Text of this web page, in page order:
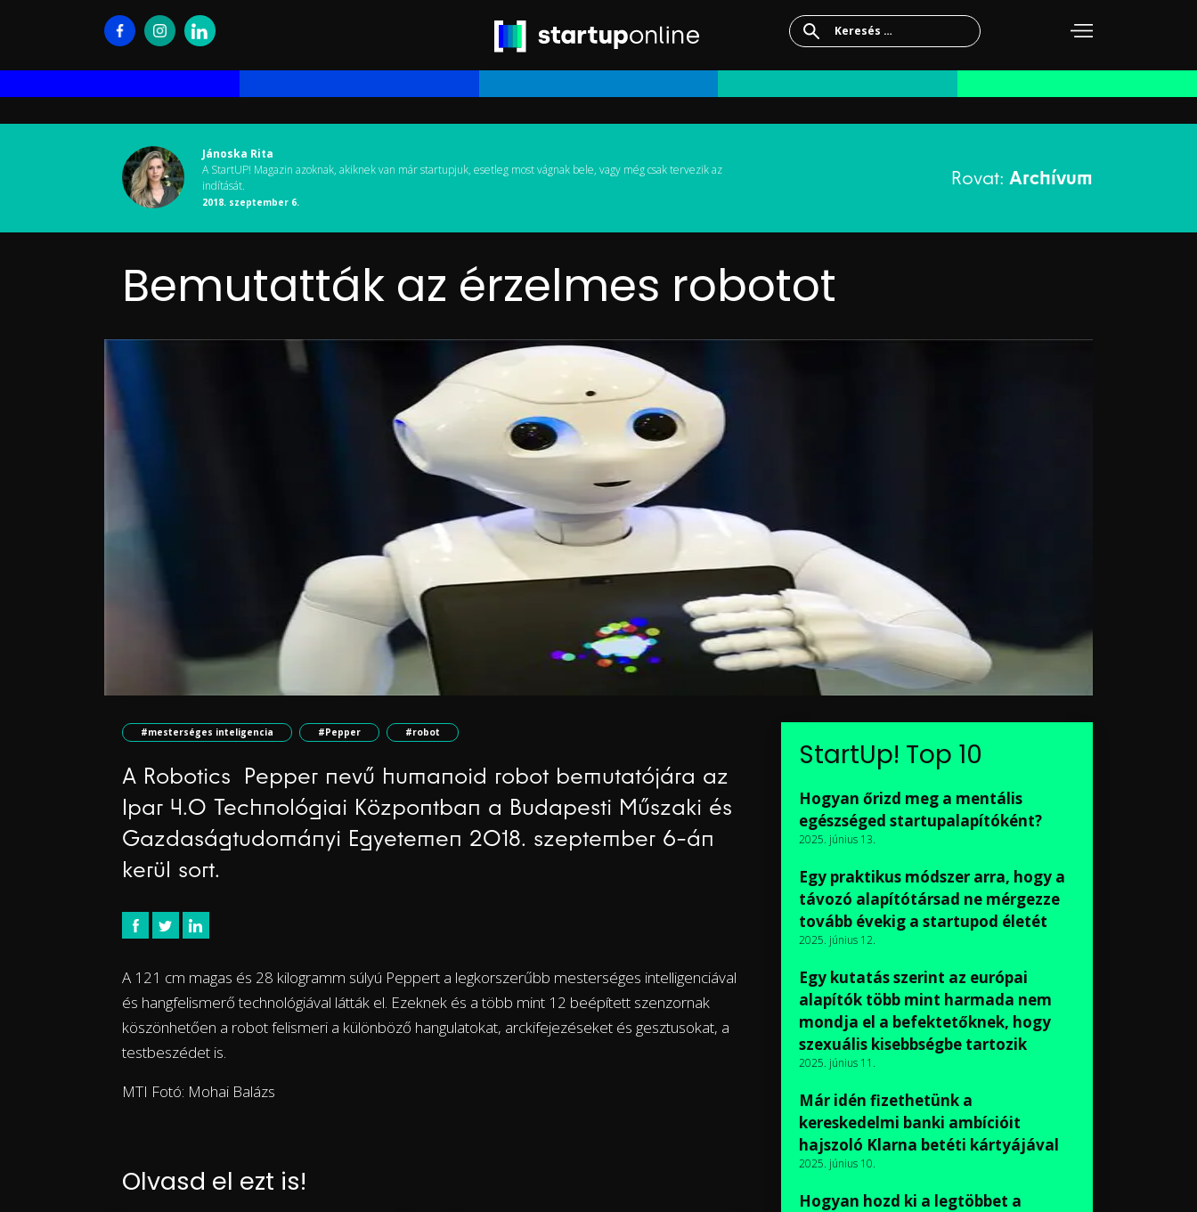
Keresés:
Jánoska Rita
A StartUP! Magazin azoknak, akiknek van már startupjuk, esetleg most vágnak bele, vagy még csak tervezik az
indítását.
2018. szeptember 6.
Rovat: Archívum
Bemutatták az érzelmes robotot
#mesterséges inteligencia #Pepper #robot
A Robotics Pepper nevű humanoid robot bemutatójára az
Ipar 4.0 Technológiai Központban a Budapesti Műszaki és
Gazdaságtudományi Egyetemen 2018. szeptember 6-án
kerül sort.
A 121 cm magas és 28 kilogramm súlyú Peppert a legkorszerűbb mesterséges intelligenciával
és hangfelismerő technológiával látták el. Ezeknek és a több mint 12 beépített szenzornak
köszönhetően a robot felismeri a különböző hangulatokat, arckifejezéseket és gesztusokat, a
testbeszédet is.
MTI Fotó: Mohai Balázs
Olvasd el ezt is!
StartUp! Top 10
Hogyan őrizd meg a mentális
egészséged startupalapítóként?
2025. június 13.
Egy praktikus módszer arra, hogy a
távozó alapítótársad ne mérgezze
tovább évekig a startupod életét
2025. június 12.
Egy kutatás szerint az európai
alapítók több mint harmada nem
mondja el a befektetőknek, hogy
szexuális kisebbségbe tartozik
2025. június 11.
Már idén fizethetünk a
kereskedelmi banki ambícióit
hajszoló Klarna betéti kártyájával
2025. június 10.
Hogyan hozd ki a legtöbbet a